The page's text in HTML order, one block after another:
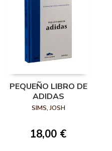
PEQUEÑO LIBRO DE
ADIDAS
SIMS, JOSH
18,00 €